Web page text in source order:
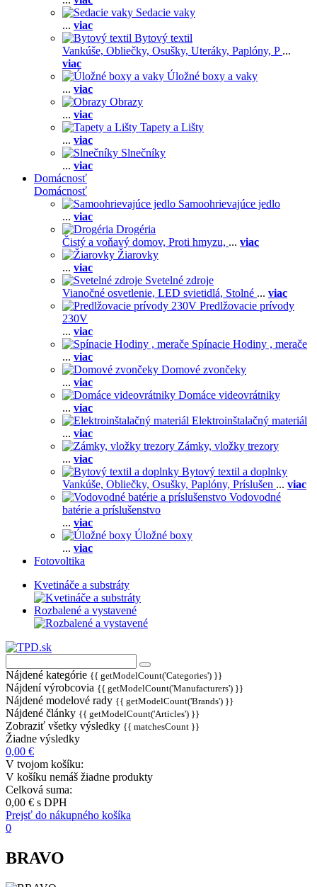
Sedacie vaky
... viac
Bytový textil
Vankúše, Obliečky, Osušky, Uteráky, Paplóny, P ...
viac
Úložné boxy a vaky
... viac
Obrazy
... viac
Tapety a Lišty
... viac
Slnečníky
... viac
Domácnosť
Domácnosť
Samoohrievajúce jedlo
... viac
Drogéria
Čistý a voňavý domov, Proti hmyzu, ... viac
Žiarovky
... viac
Svetelné zdroje
Vianočné osvetlenie, LED svietidlá, Stolné ... viac
Predlžovacie prívody
230V
... viac
Spínacie Hodiny , merače
... viac
Domové zvončeky
... viac
Domáce videovrátniky
... viac
Elektroinštalačný materiál
... viac
Zámky, vložky trezory
... viac
Bytový textil a doplnky
Vankúše, Obliečky, Osušky, Paplóny, Príslušen ... viac
Vodovodné
batérie a príslušenstvo
... viac
Úložné boxy
... viac
Fotovoltika
Kvetináče a substráty
Rozbalené a vystavené
Nájdené kategórie {{ getModelCount('Categories') }}
Nájdení výrobcovia {{ getModelCount('Manufacturers') }}
Nájdené modelové rady {{ getModelCount('Brands') }}
Nájdené články {{ getModelCount('Articles') }}
Zobraziť všetky výsledky {{ matchesCount }}
Žiadne výsledky
0,00 €
V tvojom košíku:
V košíku nemáš žiadne produkty
Celková suma:
0,00 € s DPH
Prejsť do nákupného košíka
0
BRAVO